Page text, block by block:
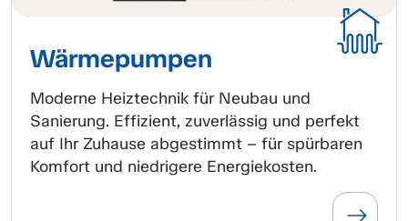
Wärmepumpen
Moderne Heiztechnik für Neubau und
Sanierung. Effizient, zuverlässig und perfekt
auf Ihr Zuhause abgestimmt – für spürbaren
Komfort und niedrigere Energiekosten.